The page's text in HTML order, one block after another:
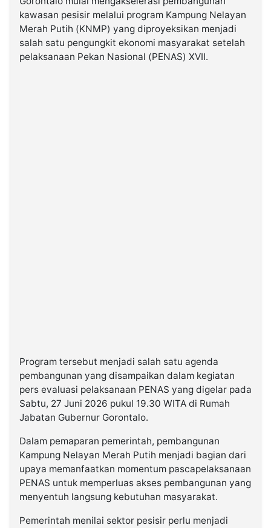
Kabarbaru.co
kawasan pesisir melalui program Kampung Nelayan
Merah Putih (KNMP) yang diproyeksikan menjadi
salah satu pengungkit ekonomi masyarakat setelah
pelaksanaan Pekan Nasional (PENAS) XVII.
Program tersebut menjadi salah satu agenda
pembangunan yang disampaikan dalam kegiatan
pers evaluasi pelaksanaan PENAS yang digelar pada
Sabtu, 27 Juni 2026 pukul 19.30 WITA di Rumah
Jabatan Gubernur Gorontalo.
Dalam pemaparan pemerintah, pembangunan
Kampung Nelayan Merah Putih menjadi bagian dari
upaya memanfaatkan momentum pascapelaksanaan
PENAS untuk memperluas akses pembangunan yang
menyentuh langsung kebutuhan masyarakat.
Pemerintah menilai sektor pesisir perlu menjadi